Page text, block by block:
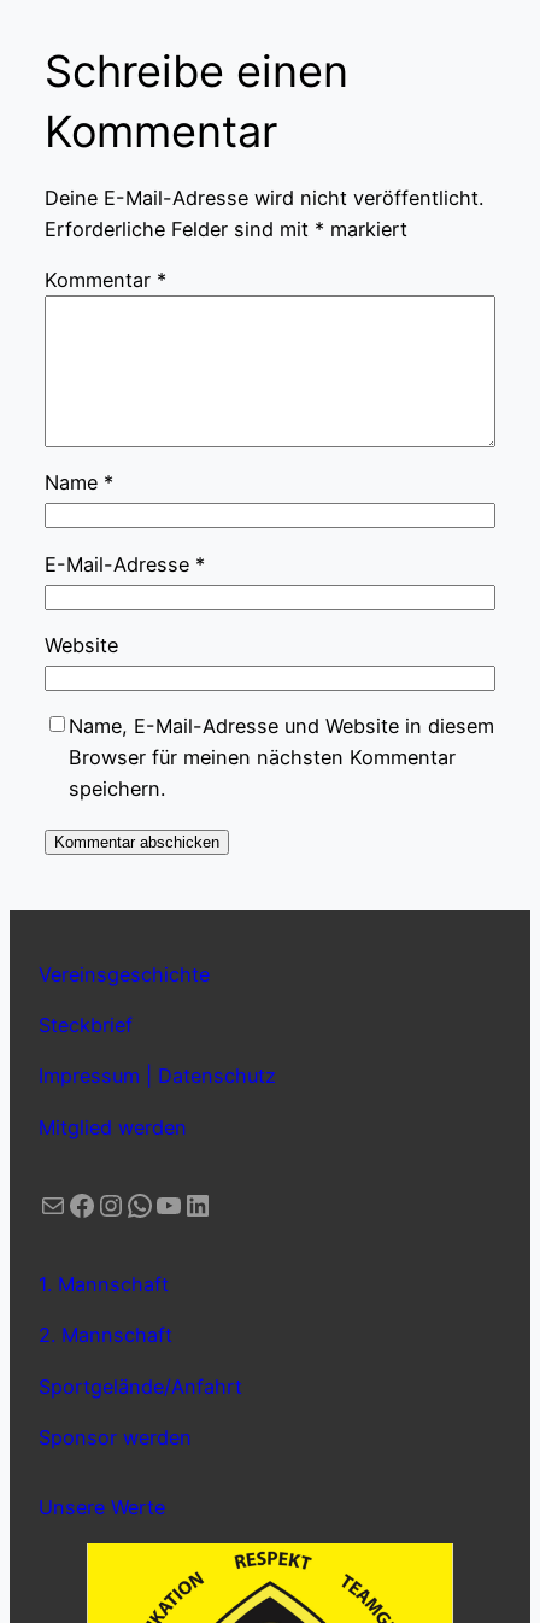
Schreibe einen
Kommentar
Deine E-Mail-Adresse wird nicht veröffentlicht.
Erforderliche Felder sind mit * markiert
Kommentar *
Name *
E-Mail-Adresse *
Website
Name, E-Mail-Adresse und Website in diesem
Browser für meinen nächsten Kommentar
speichern.
Vereinsgeschichte
Steckbrief
Impressum | Datenschutz
Mitglied werden
E-Mail Facebook Instagram WhatsApp YouTube LinkedIn
1. Mannschaft
2. Mannschaft
Sportgelände/Anfahrt
Sponsor werden
Unsere Werte